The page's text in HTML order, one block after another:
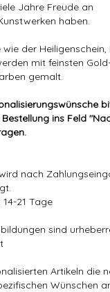
Jahre Freude an
haben.
wie der
mit feinsten
gemalt.
Bestellung ins Feld
nach
14-21 Tage
sind
Artikeln die
Wünschen